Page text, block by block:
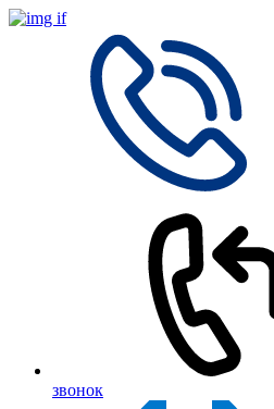
звонок